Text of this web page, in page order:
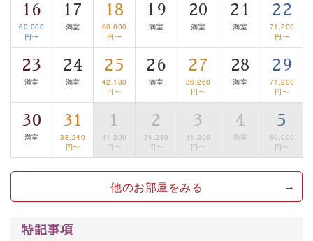
清らかな源泉、自然の恵みあるお食事、諏訪湖に包まれ
るお部屋、 大人のたしなみを感じていただける、美しく
癒される宿で贅沢に幸せのときを安心してお過ごしくだ
さい。
16
60,000
円〜
17
満室
18
60,000
円〜
19
満室
20
満室
21
満室
22
71,200
円〜
23
満室
24
満室
25
42,180
円〜
26
満室
27
36,260
円〜
28
満室
29
71,200
円〜
30
満室
31
38,240
円〜
1
41,200
円〜
2
34,280
円〜
3
41,200
円〜
4
満室
5
60,000
円〜
他のお部屋をみる
特記事項